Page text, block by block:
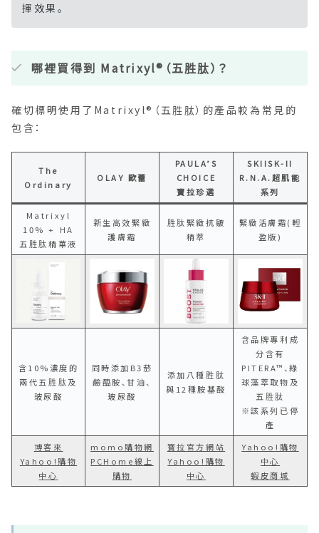
揮效果。
哪裡買得到 Matrixyl®（五胜肽）？
確切標明使用了 Matrixyl®（五胜肽）的產品較為常見的
包含：
The
Ordinary
OLAY 歐蕾
PAULA’S
CHOICE
寶拉珍選
SKIISK-II
R.N.A.超肌能
系列
Matrixyl
10% + HA
五胜肽精華液
新生高效緊緻
護膚霜
胜肽緊緻抗皺
精萃
緊緻活膚霜(輕
盈版)
含10%濃度的
兩代五胜肽及
玻尿酸
同時添加B3菸
鹼醯胺、甘油、
玻尿酸
添加八種胜肽
與12種胺基酸
含品牌專利成
分含有
PITERA™、綠
球藻萃取物及
五胜肽
※該系列已停
產
博客來
Yahoo!購物
中心
momo購物網
PCHome線上
購物
寶拉官方網站
Yahoo!購物
中心
Yahoo!購物
中心
蝦皮商城